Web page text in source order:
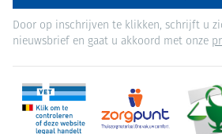
Door op inschrijven te klikken, schrijft u
nieuwsbrief en gaat u akkoord met onze